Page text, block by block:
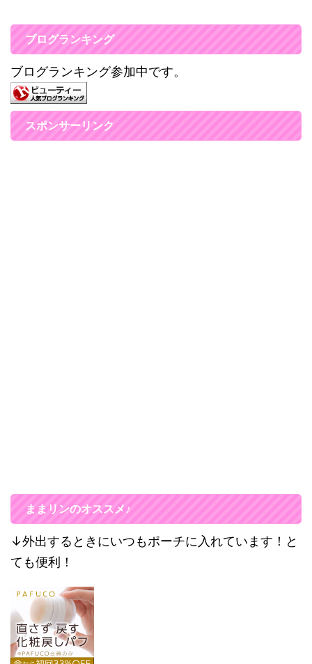
ブログランキング
ブログランキング参加中です。
スポンサーリンク
ままリンのオススメ♪
↓外出するときにいつもポーチに入れています！と
ても便利！